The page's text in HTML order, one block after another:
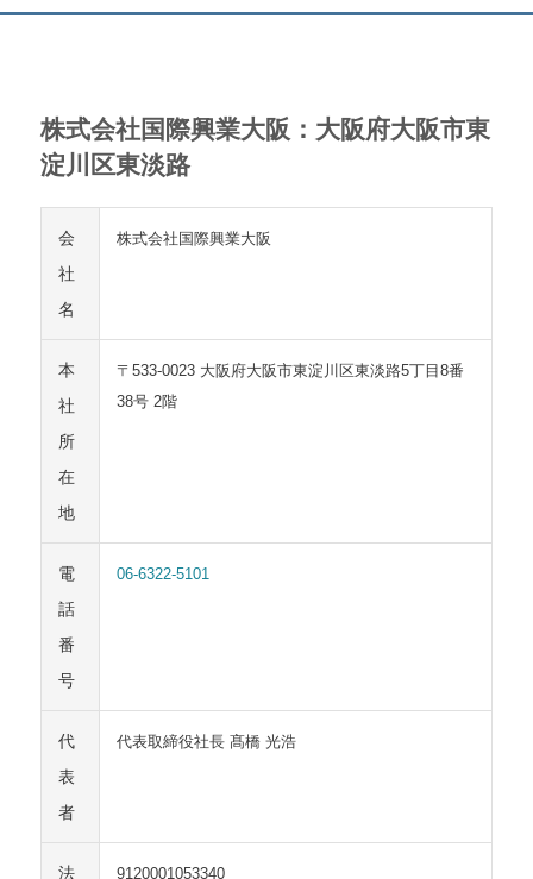
株式会社国際興業大阪：大阪府大阪市東
淀川区東淡路
会
社
名
株式会社国際興業大阪
本
社
所
在
地
〒533-0023 大阪府大阪市東淀川区東淡路5丁目8番
38号 2階
電
話
番
号
06-6322-5101
代
表
者
代表取締役社長 髙橋 光浩
法
9120001053340